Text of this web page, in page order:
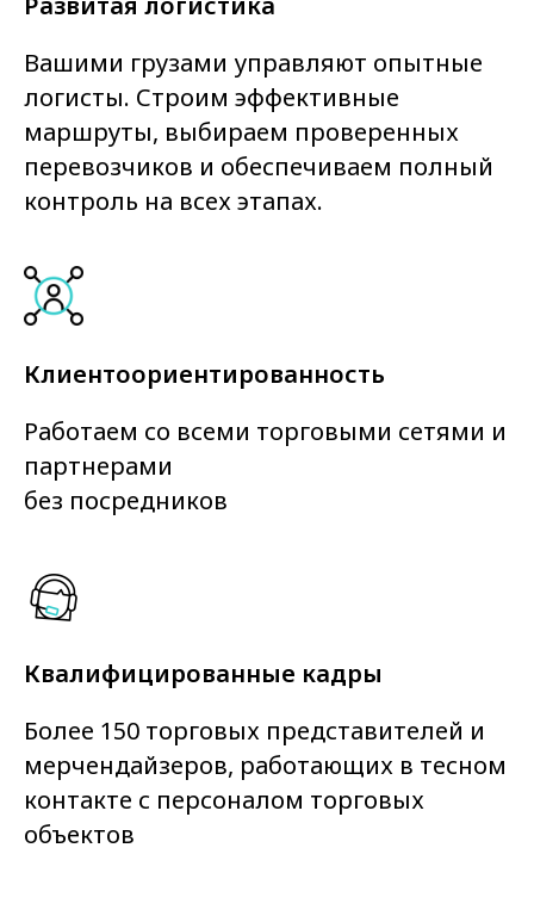
Вашими грузами управляют опытные
логисты. Строим эффективные
маршруты, выбираем проверенных
перевозчиков и обеспечиваем полный
контроль на всех этапах.
Клиентоориентированность
Работаем со всеми торговыми сетями и
партнерами
без посредников
Квалифицированные кадры
Более 150 торговых представителей и
мерчендайзеров, работающих в тесном
контакте с персоналом торговых
объектов